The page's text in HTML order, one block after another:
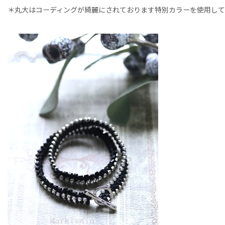
＊丸大はコーディングが綺麗にされております特別カラーを使用して